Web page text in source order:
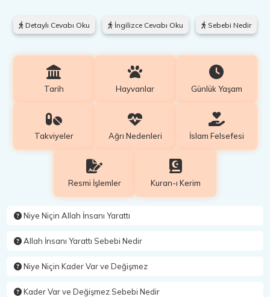
Detaylı Cevabı Oku İngilizce Cevabı Oku Sebebi Nedir
Tarih Hayvanlar Günlük Yaşam
Takviyeler Ağrı Nedenleri İslam Felsefesi
Resmi İşlemler Kuran-ı Kerim
Niye Niçin Allah İnsanı Yarattı
Allah İnsanı Yarattı Sebebi Nedir
Niye Niçin Kader Var ve Değişmez
Kader Var ve Değişmez Sebebi Nedir